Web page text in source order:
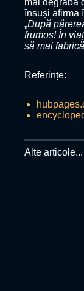
mai degrabă
însuși afirma
„După
frumos! În
să mai
Referințe: